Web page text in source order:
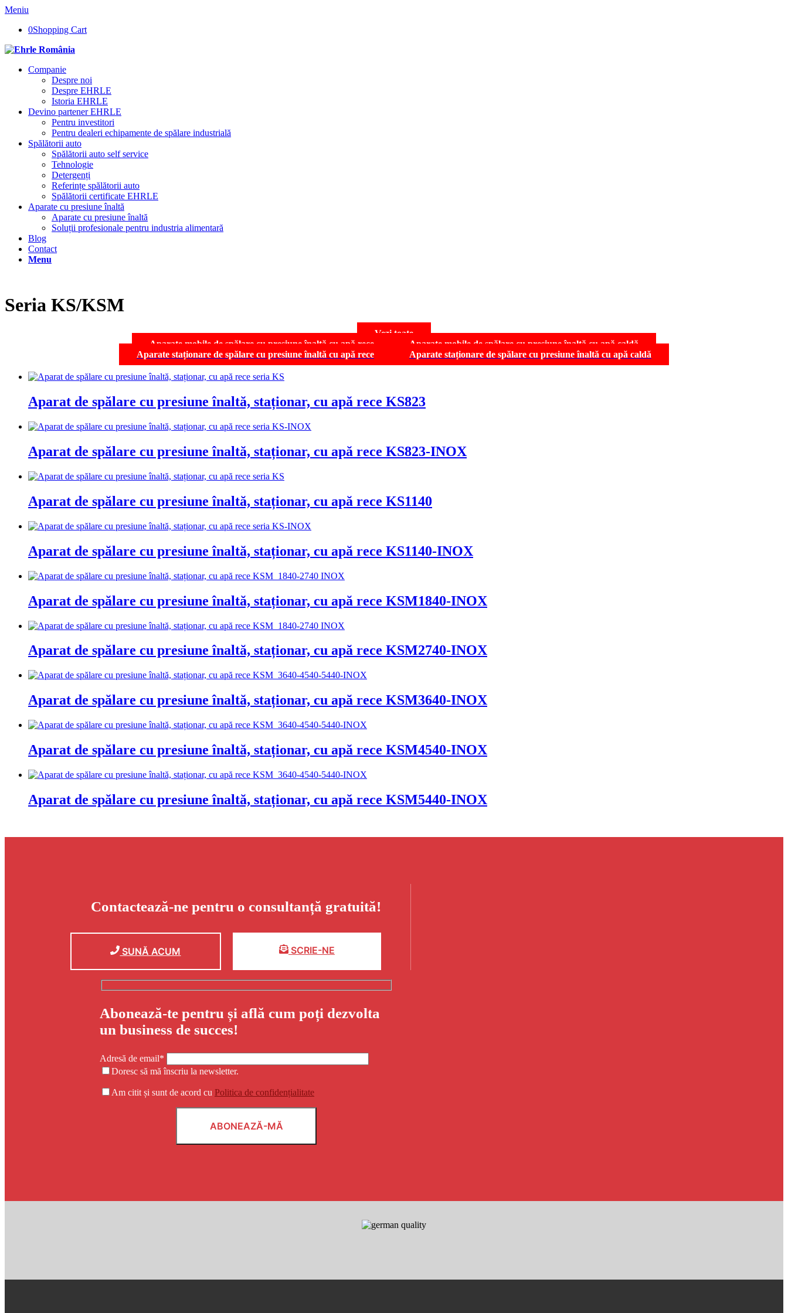
Meniu
0Shopping Cart
Companie
Despre noi
Despre EHRLE
Istoria EHRLE
Devino partener EHRLE
Pentru investitori
Pentru dealeri echipamente de spălare industrială
Spălătorii auto
Spălătorii auto self service
Tehnologie
Detergenți
Referințe spălătorii auto
Spălătorii certificate EHRLE
Aparate cu presiune înaltă
Aparate cu presiune înaltă
Soluții profesionale pentru industria alimentară
Blog
Contact
Menu
Seria KS/KSM
Vezi toate
Aparate mobile de spălare cu presiune înaltă cu apă rece
Aparate mobile de spălare cu presiune înaltă cu apă caldă
Aparate staționare de spălare cu presiune înaltă cu apă rece
Aparate staționare de spălare cu presiune înaltă cu apă caldă
Aparat de spălare cu presiune înaltă, staționar, cu apă rece KS823
Aparat de spălare cu presiune înaltă, staționar, cu apă rece KS823-INOX
Aparat de spălare cu presiune înaltă, staționar, cu apă rece KS1140
Aparat de spălare cu presiune înaltă, staționar, cu apă rece KS1140-INOX
Aparat de spălare cu presiune înaltă, staționar, cu apă rece KSM1840-INOX
Aparat de spălare cu presiune înaltă, staționar, cu apă rece KSM2740-INOX
Aparat de spălare cu presiune înaltă, staționar, cu apă rece KSM3640-INOX
Aparat de spălare cu presiune înaltă, staționar, cu apă rece KSM4540-INOX
Aparat de spălare cu presiune înaltă, staționar, cu apă rece KSM5440-INOX
Contactează-ne pentru o consultanță gratuită!
SUNĂ ACUM SCRIE-NE
Abonează-te pentru și află cum poți dezvolta
un business de succes!
Adresă de email*
Doresc să mă înscriu la newsletter.
Am citit și sunt de acord cu Politica de confidențialitate